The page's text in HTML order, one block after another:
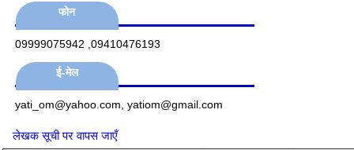
फोन
09999075942 ,09410476193
ई-मेल
yati_om@yahoo.com, yatiom@gmail.com
लेखक सूची पर वापस जाएँ